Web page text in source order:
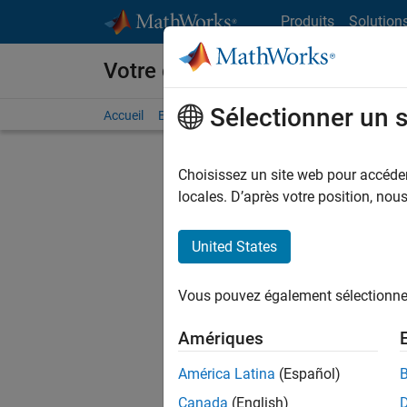
Produits
Votre carrière chez MathWorks
Accueil Explorer nos opportunités Adresses de
FILTRER
d'offre
Les
Sélectionner un
Choisissez un site web pour
locales. D’après votre position,
United States
Vous pouvez également
Amériques
América Latina (Español)
Canada (English)